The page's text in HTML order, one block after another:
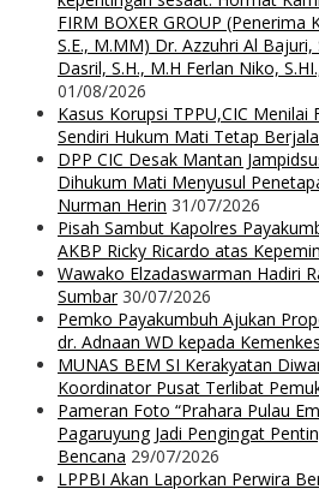
FIRM BOXER GROUP
S.E., M.MM) Dr. Azzuhri Al
Dasril, S.H., M.H Ferlan Niko,
01/08/2026
Kasus Korupsi TPPU,CIC Menilai
Sendiri Hukum Mati Tetap
DPP CIC Desak Mantan
Dihukum Mati Menyusul
Nurman Herin 31/07/2026
Pisah Sambut Kapolres
AKBP Ricky Ricardo atas
Wawako Elzadaswarman Hadiri
Sumbar 30/07/2026
Pemko Payakumbuh Ajukan
dr. Adnaan WD kepada Kemenkes
MUNAS BEM SI Kerakyatan
Koordinator Pusat Terlibat
Pameran Foto “Prahara Pulau
Pagaruyung Jadi Pengingat
Bencana 29/07/2026
LPPBI Akan Laporkan Perwira